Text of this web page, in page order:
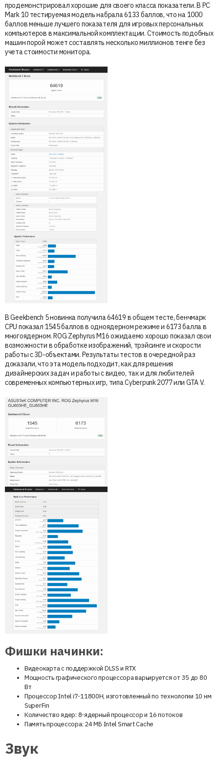
продемонстрировал хорошие для своего класса показатели. В PC
Mark 10 тестируемая модель набрала 6133 баллов, что на 1000
баллов меньше лучшего показателя для игровых персональных
компьютеров в максимальной комплектации. Стоимость подобных
машин порой может составлять несколько миллионов тенге без
учета стоимости монитора.
В Geekbench 5 новинка получила 64619 в общем тесте, бенчмарк
CPU показал 1545 баллов в одноядерном режиме и 6173 балла в
многоядерном. ROG Zephyrus M16 ожидаемо хорошо показал свои
возможности в обработке изображений, трэйсинге и скорости
работы с 3D-объектами. Результаты тестов в очередной раз
доказали, что эта модель подходит, как для решения
дизайнерских задач и работы с видео, так и для любителей
современных компьютерных игр, типа Cyberpunk 2077 или GTA V.
Фишки начинки:
Видеокарта с поддержкой DLSS и RTX
Мощность графического процессора варьируется от 35 до 80
Вт
Процессор Intel i7-11800H, изготовленный по технологии 10 нм
SuperFin
Количество ядер: 8-ядерный процессор и 16 потоков
Память процессора: 24 МБ Intel Smart Cache
Звук